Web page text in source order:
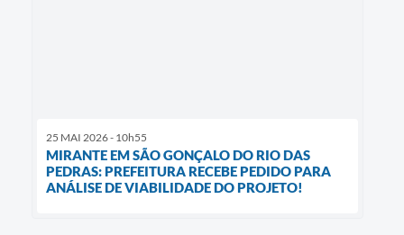
25 MAI 2026 - 10h55
MIRANTE EM SÃO GONÇALO DO RIO DAS
PEDRAS: PREFEITURA RECEBE PEDIDO PARA
ANÁLISE DE VIABILIDADE DO PROJETO!